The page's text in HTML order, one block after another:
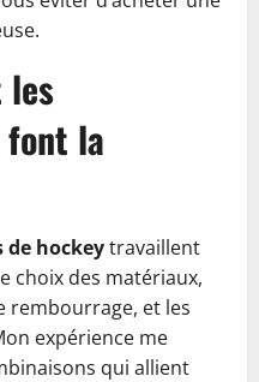
les
la
hockeytravaillent
choix des matériaux,
rembourrage, et les
expérience me
qui allient